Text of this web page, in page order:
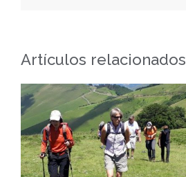
Artículos relacionados